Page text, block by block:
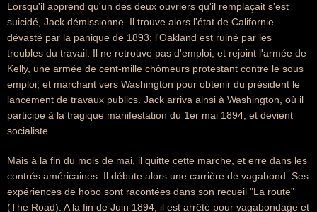
Lorsqu'il apprend qu'un des deux ouvriers qu'il remplaçait s'est
suicidé, Jack démissionne. Il trouve alors l'état de Californie
dévasté par la panique de 1893: l'Oakland est ruiné par les
troubles du travail. Il ne retrouve pas d'emploi, et rejoint l'armée de
Kelly, une armée de cent-mille chômeurs protestant contre le sous
emploi, et marchant vers Washington pour obtenir du président le
lancement de travaux publics. Jack arriva ainsi à Washington, où il
participe à la tragique manifestation du 1er mai 1894, et devient
socialiste.
Mais à la fin du mois de mai, il quitte cette marche, et erre dans les
contrés américaines. Il débute alors une carrière de vagabond. Ses
expériences de hobo sont racontées dans son recueil "La route"
(The Road). A la fin de Juin 1894, il est arrêté pour vagabondage et